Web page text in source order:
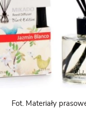
Fot. Materiały